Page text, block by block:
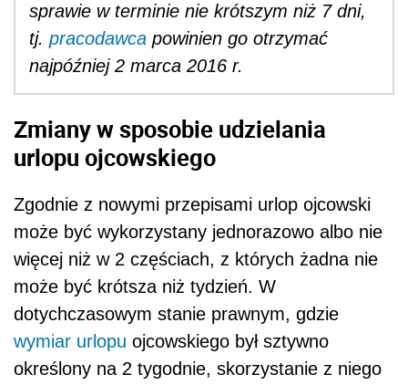
sprawie w terminie nie krótszym niż 7 dni,
tj. pracodawca powinien go otrzymać
najpóźniej 2 marca 2016 r.
Zmiany w sposobie udzielania
urlopu ojcowskiego
Zgodnie z nowymi przepisami urlop ojcowski
może być wykorzystany jednorazowo albo nie
więcej niż w 2 częściach, z których żadna nie
może być krótsza niż tydzień. W
dotychczasowym stanie prawnym, gdzie
wymiar urlopu ojcowskiego był sztywno
określony na 2 tygodnie, skorzystanie z niego